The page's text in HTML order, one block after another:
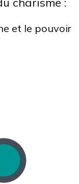
et le pouvoir